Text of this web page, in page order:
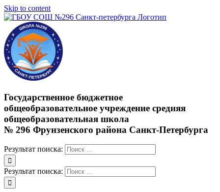
Skip to content
Государственное бюджетное
общеобразовательное учреждение средняя
общеобразовательная школа
№ 296 Фрунзенского района Санкт-Петербурга
Результат поиска:
Результат поиска: